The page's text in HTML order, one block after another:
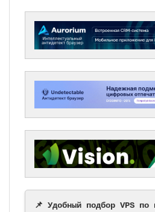
📌 Удобный подбор VPS по